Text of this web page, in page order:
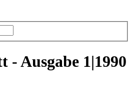
- Ausgabe 1|1990